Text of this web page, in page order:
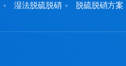
湿法脱硫脱硝 脱硫脱硝方案